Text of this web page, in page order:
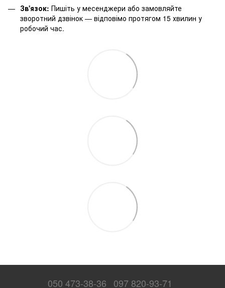
Зв'язок: Пишіть у месенджери або замовляйте
зворотний дзвінок — відповімо протягом 15 хвилин у
робочий час.
050 473-38-36 097 820-93-71